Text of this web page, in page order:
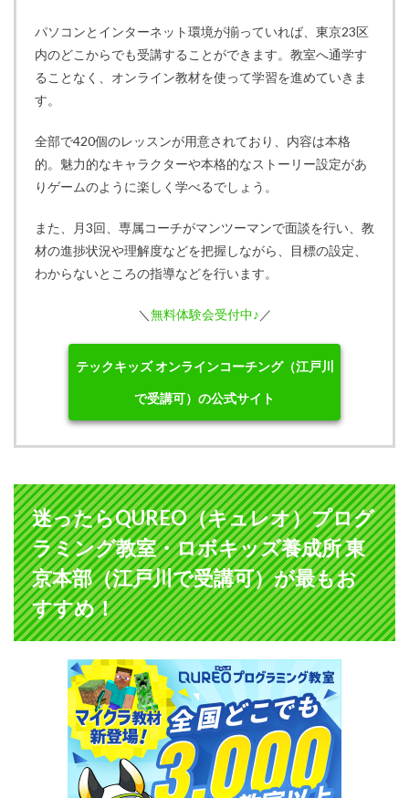
パソコンとインターネット環境が揃っていれば、東京23区
内のどこからでも受講することができます。教室へ通学す
ることなく、オンライン教材を使って学習を進めていきま
す。
全部で420個のレッスンが用意されており、内容は本格
的。魅力的なキャラクターや本格的なストーリー設定があ
りゲームのように楽しく学べるでしょう。
また、月3回、専属コーチがマンツーマンで面談を行い、教
材の進捗状況や理解度などを把握しながら、目標の設定、
わからないところの指導などを行います。
＼ 無料体験会受付中♪ ／
テックキッズ オンラインコーチング（江戸川
で受講可）の公式サイト
迷ったらQUREO（キュレオ）プログ
ラミング教室・ロボキッズ養成所 東
京本部（江戸川で受講可）が最もお
すすめ！